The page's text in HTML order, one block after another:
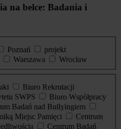
na belce: Badania i
Poznań
projekt
Warszawa
Wrocław
Biuro Rekrutacji
SWPS
Biuro Współpracy
Badań nad Bullyingiem
Miejsc Pamięci
Centrum
Centrum Badań